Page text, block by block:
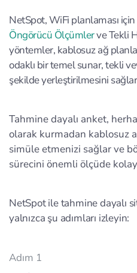
NetSpot, WiFi planlaması
Öngörücü Ölçümlerve Tekli
yöntemler, kablosuz ağ
odaklı bir temel sunar, tekli
şekilde yerleştirilmesini
Tahmine dayalı anket,
olarak kurmadan kablosuz
simüle etmenizi sağlar ve
sürecini önemli ölçüde
NetSpot ile tahmine dayalı
yalnızca şu adımları izleyin:
Adım 1